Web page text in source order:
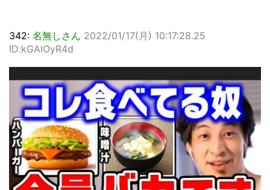
342: 名無しさん 2022/01/17(月) 10:17:28.25
ID:kGAlOyR4d